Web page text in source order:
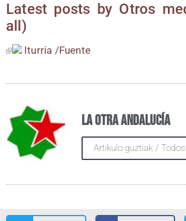
Latest posts by Otros
all )
Itu­rria /​Fuen­te
La otra Andalucía
Artikulo guztiak /